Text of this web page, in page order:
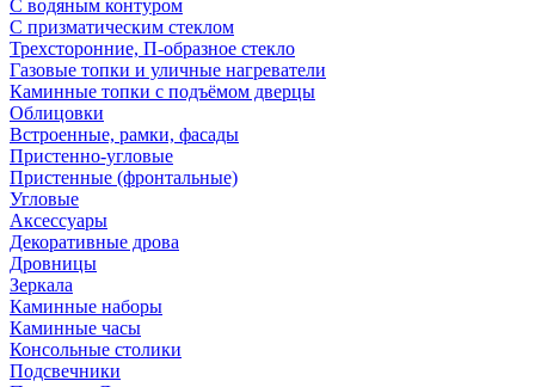
С водяным контуром
С призматическим стеклом
Трехсторонние, П-образное стекло
Газовые топки и уличные нагреватели
Каминные топки с подъёмом дверцы
Облицовки
Встроенные, рамки, фасады
Пристенно-угловые
Пристенные (фронтальные)
Угловые
Аксессуары
Декоративные дрова
Дровницы
Зеркала
Каминные наборы
Каминные часы
Консольные столики
Подсвечники